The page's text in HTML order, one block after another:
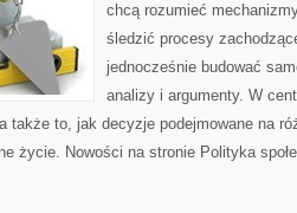
chcą rozumieć
śledzić procesy
jednocześnie budować
analizy i argumenty. W
także to, jak decyzje podejmowane na
życie. Nowości na stronie Polityka